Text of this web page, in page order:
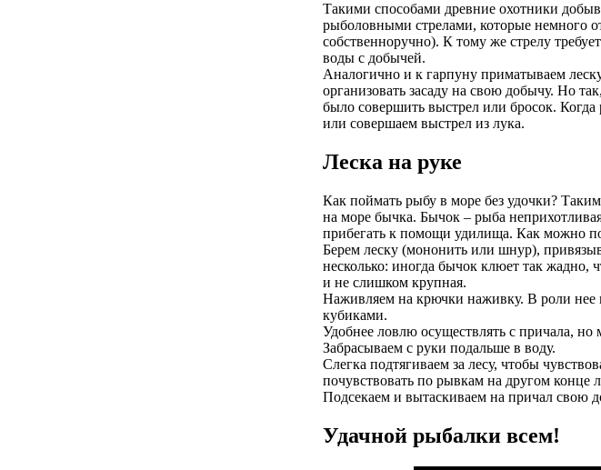
Такими способами древние охотники
рыболовными стрелами, которые немного
собственноручно). К тому же стрелу
воды с добычей.
Аналогично и к гарпуну приматываем
организовать засаду на свою добычу. Но
было совершить выстрел или бросок.
или совершаем выстрел из лука.
Леска на руке
Как поймать рыбу в море без удочки?
на море бычка. Бычок – рыба
прибегать к помощи удилища. Как можно
Берем леску (мононить или шнур),
несколько: иногда бычок клюет так жадно,
и не слишком крупная.
Наживляем на крючки наживку. В роли нее
кубиками.
Удобнее ловлю осуществлять с причала,
Забрасываем с руки подальше в воду.
Слегка подтягиваем за лесу, чтобы
почувствовать по рывкам на другом конце
Подсекаем и вытаскиваем на причал свою
Удачной рыбалки всем!